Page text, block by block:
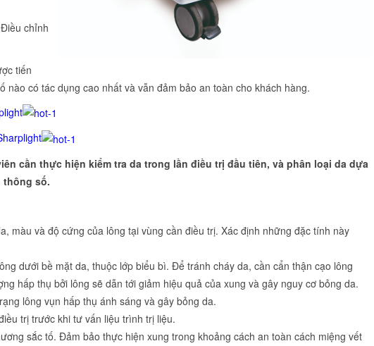
chỉnh
tiến
nào có tác dụng cao nhất và vẫn đảm bảo an toàn cho khách hàng.
cần thực hiện kiểm tra da trong lần điều trị đầu tiên, và phân loại da dựa
thông số.
màu và độ cứng của lông tại vùng cần điều trị. Xác định những đặc tính này
dưới bề mặt da, thuộc lớp biểu bì. Để tránh cháy da, cần cẩn thận cạo lông
hấp thụ bởi lông sẽ dẫn tới giảm hiệu quả của xung và gây nguy cơ bỏng da.
lông vụn hấp thụ ánh sáng và gây bỏng da.
trị trước khi tư vấn liệu trình trị liệu.
sắc tố. Đảm bảo thực hiện xung trong khoảng cách an toàn cách miệng vết